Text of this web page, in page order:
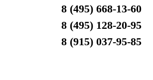
8 (495) 668-13-60
8 (495) 128-20-95
8 (915) 037-95-85